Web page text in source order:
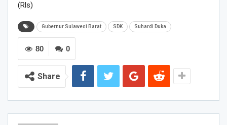
(Rls)
Gubernur Sulawesi Barat SDK Suhardi Duka
0
80
Share